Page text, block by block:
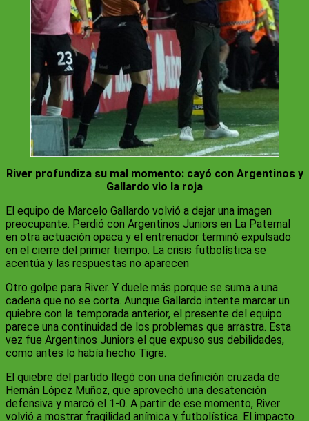
River profundiza su mal momento: cayó con Argentinos y
Gallardo vio la roja
El equipo de Marcelo Gallardo volvió a dejar una imagen
preocupante. Perdió con Argentinos Juniors en La Paternal
en otra actuación opaca y el entrenador terminó expulsado
en el cierre del primer tiempo. La crisis futbolística se
acentúa y las respuestas no aparecen
Otro golpe para River. Y duele más porque se suma a una
cadena que no se corta. Aunque Gallardo intente marcar un
quiebre con la temporada anterior, el presente del equipo
parece una continuidad de los problemas que arrastra. Esta
vez fue Argentinos Juniors el que expuso sus debilidades,
como antes lo había hecho Tigre.
El quiebre del partido llegó con una definición cruzada de
Hernán López Muñoz, que aprovechó una desatención
defensiva y marcó el 1-0. A partir de ese momento, River
volvió a mostrar fragilidad anímica y futbolística. El impacto